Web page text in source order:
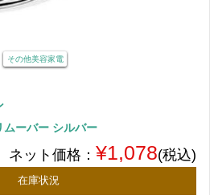
その他美容家電
ムーバー シルバー
ネット価格： ¥1,078(税込)
在庫状況